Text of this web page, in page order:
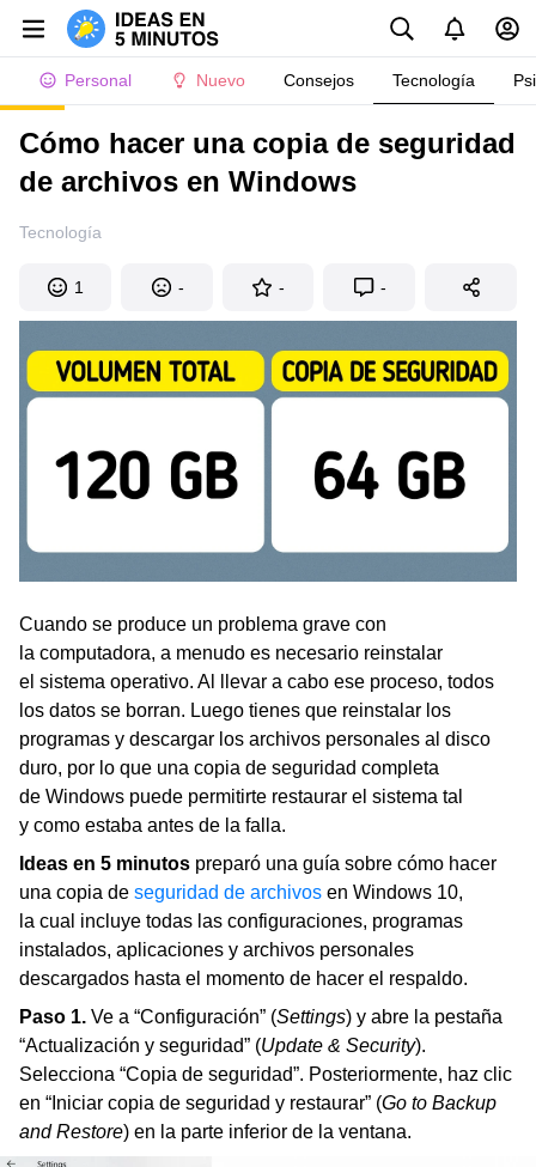
Personal Nuevo Consejos Tecnología
Cómo hacer una copia de seguridad
de archivos en Windows
Tecnología
1 - - -
Cuando se produce un problema grave con
la computadora, a menudo es necesario reinstalar
el sistema operativo. Al llevar a cabo ese proceso, todos
los datos se borran. Luego tienes que reinstalar los
programas y descargar los archivos personales al disco
duro, por lo que una copia de seguridad completa
de Windows puede permitirte restaurar el sistema tal
y como estaba antes de la falla.
Ideas en 5 minutos preparó una guía sobre cómo hacer
una copia de seguridad de archivos en Windows 10,
la cual incluye todas las configuraciones, programas
instalados, aplicaciones y archivos personales
descargados hasta el momento de hacer el respaldo.
Paso 1. Ve a “Configuración” (Settings) y abre la pestaña
“Actualización y seguridad” (Update & Security).
Selecciona “Copia de seguridad”. Posteriormente, haz clic
en “Iniciar copia de seguridad y restaurar” (Go to Backup
and Restore) en la parte inferior de la ventana.